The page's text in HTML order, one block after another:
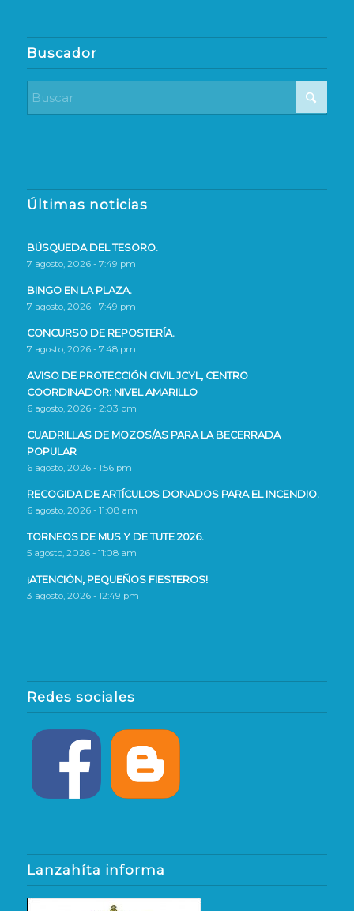
Buscador
Últimas noticias
BÚSQUEDA DEL TESORO.
7 agosto, 2026 - 7:49 pm
BINGO EN LA PLAZA.
7 agosto, 2026 - 7:49 pm
CONCURSO DE REPOSTERÍA.
7 agosto, 2026 - 7:48 pm
AVISO DE PROTECCIÓN CIVIL JCYL, CENTRO
COORDINADOR: NIVEL AMARILLO
6 agosto, 2026 - 2:03 pm
CUADRILLAS DE MOZOS/AS PARA LA BECERRADA
POPULAR
6 agosto, 2026 - 1:56 pm
RECOGIDA DE ARTÍCULOS DONADOS PARA EL INCENDIO.
6 agosto, 2026 - 11:08 am
TORNEOS DE MUS Y DE TUTE 2026.
5 agosto, 2026 - 11:08 am
¡ATENCIÓN, PEQUEÑOS FIESTEROS!
3 agosto, 2026 - 12:49 pm
Redes sociales
Lanzahíta informa